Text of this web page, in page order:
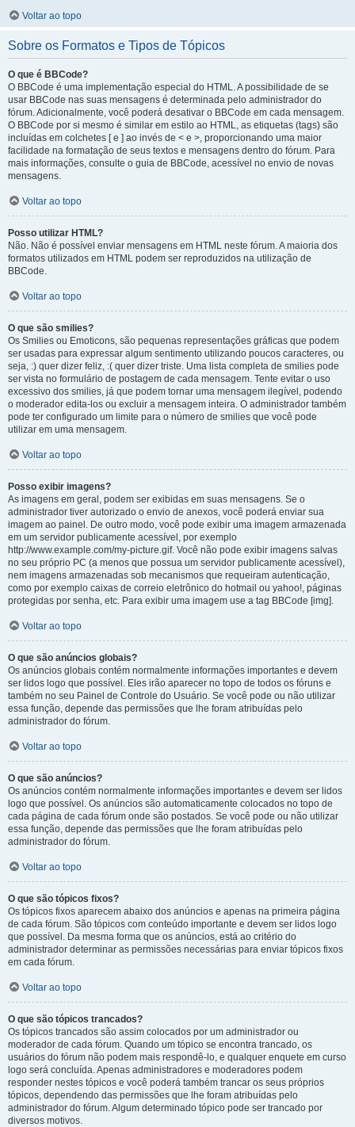
Voltar ao topo
Sobre os Formatos e Tipos de Tópicos
O que é BBCode?
O BBCode é uma implementação especial do HTML. A possibilidade de se
usar BBCode nas suas mensagens é determinada pelo administrador do
fórum. Adicionalmente, você poderá desativar o BBCode em cada mensagem.
O BBCode por si mesmo é similar em estilo ao HTML, as etiquetas (tags) são
incluídas em colchetes [ e ] ao invés de < e >, proporcionando uma maior
facilidade na formatação de seus textos e mensagens dentro do fórum. Para
mais informações, consulte o guia de BBCode, acessível no envio de novas
mensagens.
Voltar ao topo
Posso utilizar HTML?
Não. Não é possível enviar mensagens em HTML neste fórum. A maioria dos
formatos utilizados em HTML podem ser reproduzidos na utilização de
BBCode.
Voltar ao topo
O que são smilies?
Os Smilies ou Emoticons, são pequenas representações gráficas que podem
ser usadas para expressar algum sentimento utilizando poucos caracteres, ou
seja, :) quer dizer feliz, :( quer dizer triste. Uma lista completa de smilies pode
ser vista no formulário de postagem de cada mensagem. Tente evitar o uso
excessivo dos smilies, já que podem tornar uma mensagem ilegível, podendo
o moderador edita-los ou excluir a mensagem inteira. O administrador também
pode ter configurado um limite para o número de smilies que você pode
utilizar em uma mensagem.
Voltar ao topo
Posso exibir imagens?
As imagens em geral, podem ser exibidas em suas mensagens. Se o
administrador tiver autorizado o envio de anexos, você poderá enviar sua
imagem ao painel. De outro modo, você pode exibir uma imagem armazenada
em um servidor publicamente acessível, por exemplo
http://www.example.com/my-picture.gif. Você não pode exibir imagens salvas
no seu próprio PC (a menos que possua um servidor publicamente acessível),
nem imagens armazenadas sob mecanismos que requeiram autenticação,
como por exemplo caixas de correio eletrônico do hotmail ou yahoo!, páginas
protegidas por senha, etc. Para exibir uma imagem use a tag BBCode [img].
Voltar ao topo
O que são anúncios globais?
Os anúncios globais contém normalmente informações importantes e devem
ser lidos logo que possível. Eles irão aparecer no topo de todos os fóruns e
também no seu Painel de Controle do Usuário. Se você pode ou não utilizar
essa função, depende das permissões que lhe foram atribuídas pelo
administrador do fórum.
Voltar ao topo
O que são anúncios?
Os anúncios contém normalmente informações importantes e devem ser lidos
logo que possível. Os anúncios são automaticamente colocados no topo de
cada página de cada fórum onde são postados. Se você pode ou não utilizar
essa função, depende das permissões que lhe foram atribuídas pelo
administrador do fórum.
Voltar ao topo
O que são tópicos fixos?
Os tópicos fixos aparecem abaixo dos anúncios e apenas na primeira página
de cada fórum. São tópicos com conteúdo importante e devem ser lidos logo
que possível. Da mesma forma que os anúncios, está ao critério do
administrador determinar as permissões necessárias para enviar tópicos fixos
em cada fórum.
Voltar ao topo
O que são tópicos trancados?
Os tópicos trancados são assim colocados por um administrador ou
moderador de cada fórum. Quando um tópico se encontra trancado, os
usuários do fórum não podem mais respondê-lo, e qualquer enquete em curso
logo será concluída. Apenas administradores e moderadores podem
responder nestes tópicos e você poderá também trancar os seus próprios
tópicos, dependendo das permissões que lhe foram atribuídas pelo
administrador do fórum. Algum determinado tópico pode ser trancado por
diversos motivos.